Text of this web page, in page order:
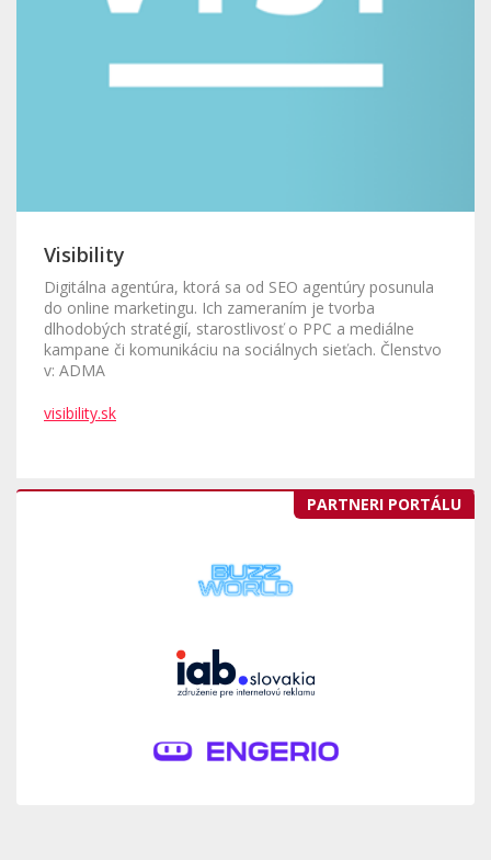
Visibility
Digitálna agentúra, ktorá sa od SEO agentúry posunula
do online marketingu. Ich zameraním je tvorba
dlhodobých stratégií, starostlivosť o PPC a mediálne
kampane či komunikáciu na sociálnych sieťach. Členstvo
v: ADMA
visibility.sk
PARTNERI PORTÁLU